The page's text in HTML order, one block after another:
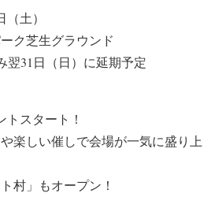
土）
ク芝生グラウンド
翌31日（日）に延期予定
トスタート！
楽しい催しで会場が一気に盛り上
村」もオープン！